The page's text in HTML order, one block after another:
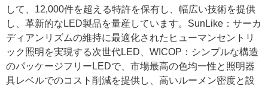
して、12,000件を超える特許を保有し、幅広い技術を提供
し、革新的なLED製品を量産しています。SunLike：サーカ
ディアンリズムの維持に最適化されたヒューマンセントリ
ック照明を実現する次世代LED、WICOP：シンプルな構造
のパッケージフリーLEDで、市場最高の色均一性と照明器
具レベルでのコスト削減を提供し、高いルーメン密度と設